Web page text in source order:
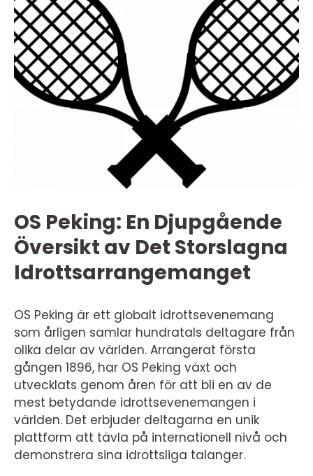
OS Peking: En Djupgående
Översikt av Det Storslagna
Idrottsarrangemanget
OS Peking är ett globalt idrottsevenemang
som årligen samlar hundratals deltagare från
olika delar av världen. Arrangerat första
gången 1896, har OS Peking växt och
utvecklats genom åren för att bli en av de
mest betydande idrottsevenemangen i
världen. Det erbjuder deltagarna en unik
plattform att tävla på internationell nivå och
demonstrera sina idrottsliga talanger.